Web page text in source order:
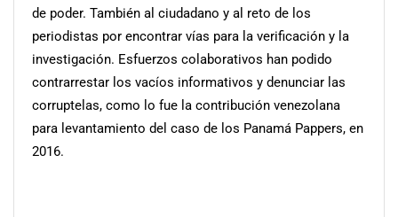
de poder. También al ciudadano y al reto de los
periodistas por encontrar vías para la verificación y la
investigación. Esfuerzos colaborativos han podido
contrarrestar los vacíos informativos y denunciar las
corruptelas, como lo fue la contribución venezolana
para levantamiento del caso de los Panamá Pappers, en
2016.